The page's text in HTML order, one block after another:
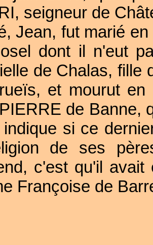
seigneur de
Jean, fut marié
dont il n'eut
de Chalas, fille
et mourut
de Banne,
indique si ce
de ses
c'est qu'il
Françoise de